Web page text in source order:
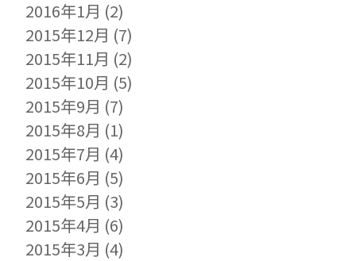
2016年1月 (2)
2015年12月 (7)
2015年11月 (2)
2015年10月 (5)
2015年9月 (7)
2015年8月 (1)
2015年7月 (4)
2015年6月 (5)
2015年5月 (3)
2015年4月 (6)
2015年3月 (4)